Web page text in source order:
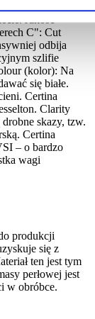
szlachetnych,
Jakość
C": Cut
odbija
szlifie
(kolor): Na
się białe.
Certina
Clarity
skazy, tzw.
Certina
– o bardzo
wagi
produkcji
się z
ten jest tym
perłowej jest
w obróbce.